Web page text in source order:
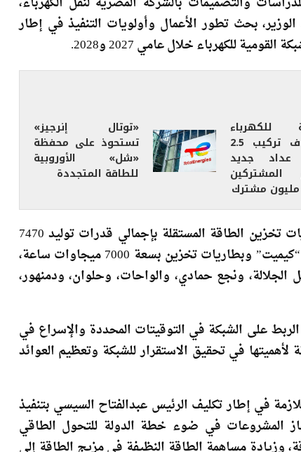
للكهرباء خلال عامي 2027 و2028.
تستهدف تركيب 2.5
عداد جديد
المشتركين
تستحوذ على محفظة
«شل» الأوروبية
للطاقة المتجددة
ناقش اللقاء مشروعات الطاقة الشمسية وطاقة الرياح، وبطاريات تخزين الطاقة المستقلة بإجمالي قدرات توليد 7470
ميجاوات بما في ذلك المشروعات التي تقوم على تنفيذها شركة “كيميت” وبطاريات تخزين بسعة 7000 ميجاوات ساعة،
ونجع حمادي، والواحات، وحلوان، ودمنهور،
على الشبكة في التوقيتات المحددة والإسراع في
في تحقيق الاستقرار للشبكة وتعظيم العوائد
في إطار تكليف الرئيس عبدالفتاح السيسي بتنفيذ
المشروعات في ضوء خطة الدولة للتحول الطاقي
وزيادة مساهمة الطاقة النظيفة في مزيج الطاقة إلى